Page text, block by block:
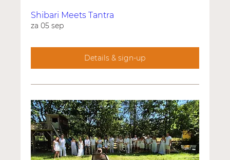
Shibari Meets Tantra
za 05 sep
Details & sign-up